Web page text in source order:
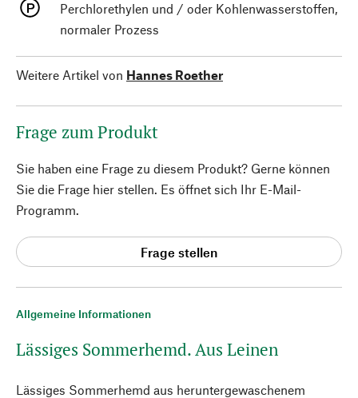
Allgemeine Informationen
Lässiges Sommerhemd. Aus Leinen
Lässiges Sommerhemd aus heruntergewaschenem
Perchlorethylen und / oder Kohlenwasserstoffen,
normaler Prozess
Weitere Artikel von Hannes Roether
Frage zum Produkt
Sie haben eine Frage zu diesem Produkt? Gerne können
Sie die Frage hier stellen. Es öffnet sich Ihr E-Mail-
Programm.
Frage stellen